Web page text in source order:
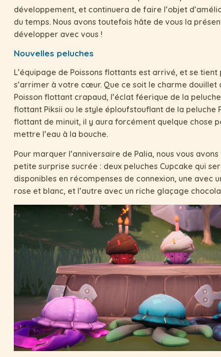
développement, et continuera de faire l’objet
du temps. Nous avons toutefois hâte de vous la
développer avec vous !
Nouvelles peluches
L’équipage de Poissons flottants est arrivé, et se tient
s’arrimer à votre cœur. Que ce soit le charme douillet
Poisson flottant crapaud, l’éclat féerique de la
flottant Piksii ou le style éploufstouflant de la peluche
flottant de minuit, il y aura forcément quelque chose
mettre l’eau à la bouche.
Pour marquer l’anniversaire de Palia, nous vous
petite surprise sucrée : deux peluches Cupcake qui
disponibles en récompenses de connexion, une avec
rose et blanc, et l’autre avec un riche glaçage